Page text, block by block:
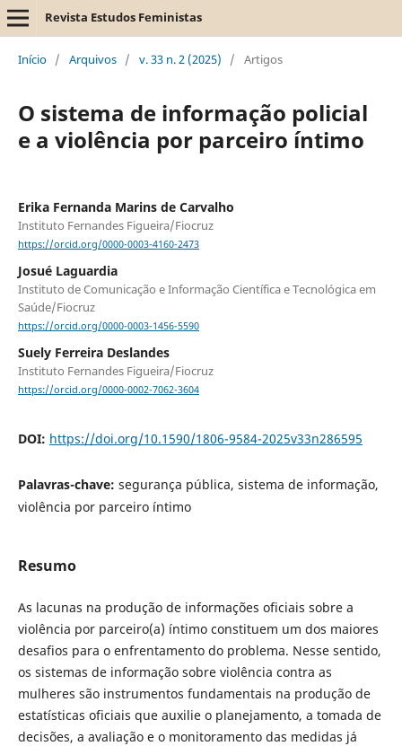
Revista Estudos Feministas
Início / Arquivos / v. 33 n. 2 (2025) / Artigos
O sistema de informação policial
e a violência por parceiro íntimo
Erika Fernanda Marins de Carvalho
Instituto Fernandes Figueira/Fiocruz
https://orcid.org/0000-0003-4160-2473
Josué Laguardia
Instituto de Comunicação e Informação Científica e Tecnológica em
Saúde/Fiocruz
https://orcid.org/0000-0003-1456-5590
Suely Ferreira Deslandes
Instituto Fernandes Figueira/Fiocruz
https://orcid.org/0000-0002-7062-3604
DOI: https://doi.org/10.1590/1806-9584-2025v33n286595
Palavras-chave: segurança pública, sistema de informação,
violência por parceiro íntimo
Resumo
As lacunas na produção de informações oficiais sobre a
violência por parceiro(a) íntimo constituem um dos maiores
desafios para o enfrentamento do problema. Nesse sentido,
os sistemas de informação sobre violência contra as
mulheres são instrumentos fundamentais na produção de
estatísticas oficiais que auxilie o planejamento, a tomada de
decisões, a avaliação e o monitoramento das medidas já